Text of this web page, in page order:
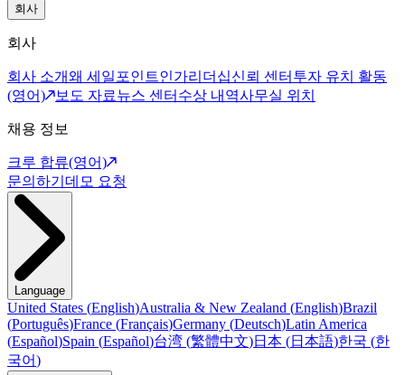
회사
회사
회사 소개왜 세일포인트인가리더십신뢰 센터 투자 유치 활동
(영어)
보도 자료뉴스 센터 수상 내역사무실 위치
채용 정보
크루 합류(영어)
문의하기 데모 요청
Language
United States (English)Australia & New Zealand (English)Brazil
(Português)France (Français)Germany (Deutsch)Latin America
(Español)Spain (Español)台湾 (繁體中文)日本 (日本語)한국 (한
국어)